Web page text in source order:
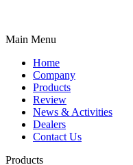
Main Menu
Home
Company
Products
Review
News & Activities
Dealers
Contact Us
Products